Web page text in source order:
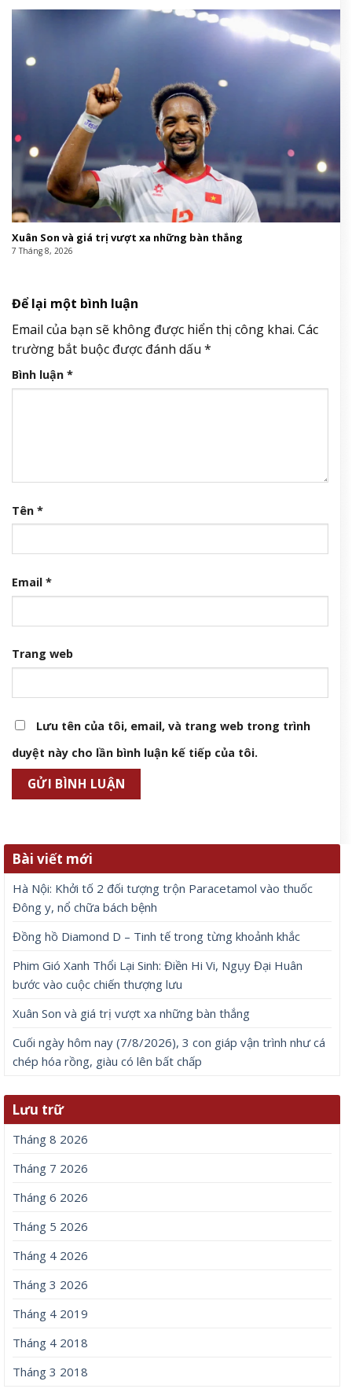
Xuân Son và giá trị vượt xa những bàn thắng
7 Tháng 8, 2026
Để lại một bình luận
Email của bạn sẽ không được hiển thị công khai. Các
trường bắt buộc được đánh dấu *
Bình luận *
Tên *
Email *
Trang web
Lưu tên của tôi, email, và trang web trong trình
duyệt này cho lần bình luận kế tiếp của tôi.
Bài viết mới
Hà Nội: Khởi tố 2 đối tượng trộn Paracetamol vào thuốc
Đông y, nổ chữa bách bệnh
Đồng hồ Diamond D – Tinh tế trong từng khoảnh khắc
Phim Gió Xanh Thổi Lại Sinh: Điền Hi Vi, Ngụy Đại Huân
bước vào cuộc chiến thượng lưu
Xuân Son và giá trị vượt xa những bàn thắng
Cuối ngày hôm nay (7/8/2026), 3 con giáp vận trình như cá
chép hóa rồng, giàu có lên bất chấp
Lưu trữ
Tháng 8 2026
Tháng 7 2026
Tháng 6 2026
Tháng 5 2026
Tháng 4 2026
Tháng 3 2026
Tháng 4 2019
Tháng 4 2018
Tháng 3 2018